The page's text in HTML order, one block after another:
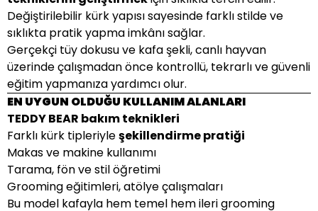
Değiştirilebilir kürk yapısı sayesinde farklı stilde ve
sıklıkta pratik yapma imkânı sağlar.
Gerçekçi tüy dokusu ve kafa şekli, canlı hayvan
üzerinde çalışmadan önce kontrollü, tekrarlı ve güvenli
eğitim yapmanıza yardımcı olur.
EN UYGUN OLDUĞU KULLANIM ALANLARI
TEDDY BEAR bakım teknikleri
Farklı kürk tipleriyleşekillendirme pratiği
Makas ve makine kullanımı
Tarama, fön ve stil öğretimi
Grooming eğitimleri, atölye çalışmaları
Bu model kafayla hem temel hem ileri grooming